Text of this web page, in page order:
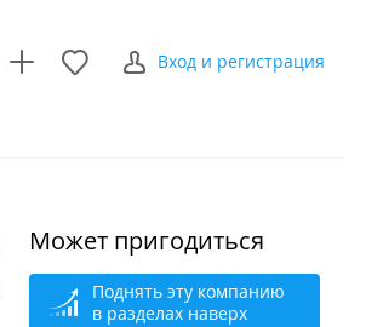
Вход и регистрация
Может пригодиться
Поднять эту компанию
в разделах наверх